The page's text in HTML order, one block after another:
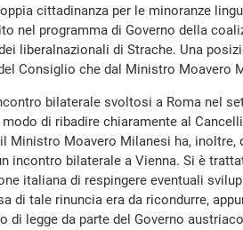
cittadinanza per le minoranze
nel programma di Governo della
liberalnazionali di Strache. Una
Consiglio che dal Ministro Moavero
bilaterale svoltosi a Roma nel
di ribadire chiaramente al
Ministro Moavero Milanesi ha,
incontro bilaterale a Vienna. Si è
italiana di respingere eventuali
di tale rinuncia era da ricondurre,
di legge da parte del Governo